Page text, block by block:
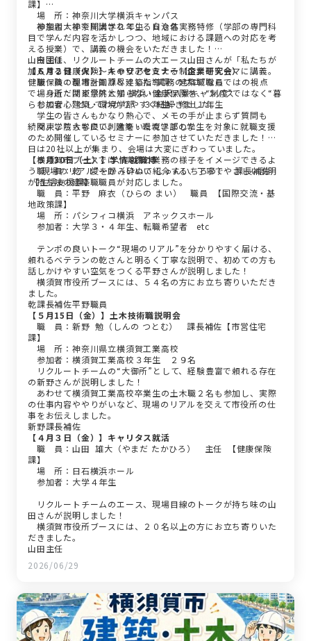
課】
場 所：神奈川大学横浜キャンパス
参加者：神奈川大学２年生 ６０名
神奈川大学で開講されている自治体実務特修（学部の専門科
目で学んだ内容を活かしつつ、地域における課題への対応を考
える授業）で、講義の機会をいただきました！
今回は、リクルートチームの大エース山田さんが「私たちが
加入する健康保険～人の安心を支える制度」をテーマに講義。
健康保険の現場を知り尽くした“実務のプロ”ならではの視点
で、身近だけど意外と知らない健康保険を、“制度”ではなく“暮
らしの安心”としてわかりやすく紐解きました。
学生の皆さんもかなり熱心で、メモの手が止まらず質問も
続々。こちらも良い刺激をいただきました！
山田主任
【６月２日（火）】キャリアセミナー（企業研究会）
職 員：都市計画課＆建築指導課 建築職職員
場 所：関東学院大学 横浜・金沢八景キャンパス
参加者：建築・環境学部 ３年生・修士１年生
関東学院大学にて、建築・環境学部の学生を対象に就職支援
のため開催しているセミナーに参加させていただきました！当
日は20社以上が集まり、会場は大変にぎわっていました。
横須賀市ブースでは、実際の業務の様子をイメージできるよ
う“現場のリアル”をかみ砕いて紹介する、丁寧でやさしい説明
が持ち味の建築職職員が対応しました。
【５月30日（土）】学情 就職博
職 員：乾 俊一郎（いぬい しゅんいちろう） 課長補佐
【生活支援課】
職 員：平野 麻衣（ひらの まい） 職員 【国際交流・基
地政策課】
場 所：パシフィコ横浜 アネックスホール
参加者：大学３・４年生、転職希望者 etc
テンポの良いトーク“現場のリアル”を分かりやすく届ける、
頼れるベテランの乾さんと明るく丁寧な説明で、初めての方も
話しかけやすい空気をつくる平野さんが説明しました！
横須賀市役所ブースには、５４名の方にお立ち寄りいただき
ました。
乾課長補佐平野職員
【５月15日（金）】土木技術職説明会
職 員：新野 勉（しんの つとむ） 課長補佐【市営住宅
課】
場 所：神奈川県立横須賀工業高校
参加者：横須賀工業高校３年生 ２９名
リクルートチームの“大御所”として、経験豊富で頼れる存在
の新野さんが説明しました！
あわせて横須賀工業高校卒業生の土木職２名も参加し、実際
の仕事内容ややりがいなど、現場のリアルを交えて市役所の仕
事をお伝えしました。
新野課長補佐
【４月３日（金）】キャリタス就活
職 員：山田 雄大（やまだ たかひろ） 主任 【健康保険
課】
場 所：日石横浜ホール
参加者：大学４年生
リクルートチームのエース、現場目線のトークが持ち味の山
田さんが説明しました！
横須賀市役所ブースには、２０名以上の方にお立ち寄りいた
だきました。
山田主任
2026/06/29